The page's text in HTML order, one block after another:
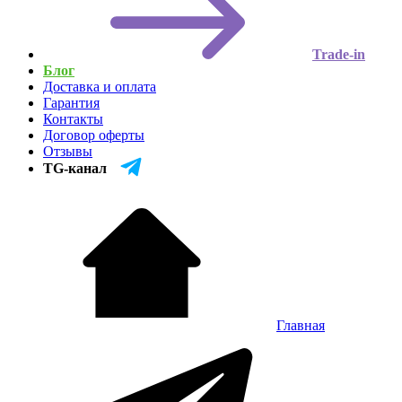
Trade-in
Блог
Доставка и оплата
Гарантия
Контакты
Договор оферты
Отзывы
TG-канал
Главная